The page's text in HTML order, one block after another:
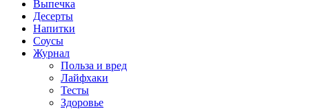
Выпечка
Десерты
Напитки
Соусы
Журнал
Польза и вред
Лайфхаки
Тесты
Здоровье